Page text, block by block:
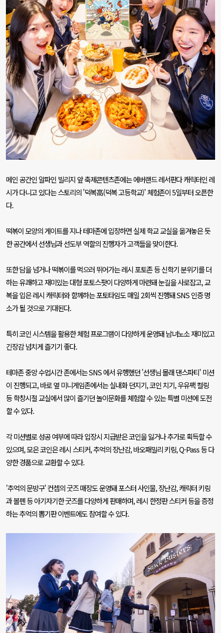
메인 공간인 알파인 빌리지 앞 축제콘텐츠존에는 에버랜드 레서판다 캐릭터인 레
시가 다니고 있다는 스토리의'덕복高(덕복 고등학교)'체험존이5일부터 오픈한
다.
떡볶이 모양의 게이트를 지나 테마존에 입장하면 실제 학교 교실을 옮겨놓은 듯
한 공간에서 선생님과 선도부 역할의 진행자가 고객들을 맞이한다.
또한 담을 넘거나 떡볶이를 먹으러 뛰어가는 레시 포토존 등 신학기 분위기를 더
하는 유쾌하고 재미있는 대형 포토스팟이 다양하게 마련돼 눈길을 사로잡고,교
복을 입은 레시 캐릭터와 함께하는 포토타임도 매일2회씩 진행돼SNS인증 명
소가 될 것으로 기대된다.
특히 코인 시스템을 활용한 체험 프로그램이 다양하게 운영돼 남녀노소 재미있고
긴장감 넘치게 즐기기 좋다.
테마존 중앙 수업시간 존에서는SNS에서 유행했던'선생님 몰래 댄스파티'미션
이 진행되고,바로 옆 미니게임존에서는 실내화 던지기,코인 치기,우유팩 컬링
등 학창시절 교실에서 많이 즐기던 놀이문화를 체험할 수 있는 특별 미션에 도전
할 수 있다.
각 미션별로 성공 여부에 따라 입장시 지급받은 코인을 잃거나 추가로 획득할 수
있으며,모은 코인은 레시 스티커,추억의 장난감,바오패밀리 키링, Q-Pass등 다
양한 경품으로 교환할 수 있다.
'추억의 문방구'컨셉의 굿즈 매장도 운영돼 포스터 사인물,장난감,캐릭터 키링
과 볼펜 등 아기자기한 굿즈를 다양하게 판매하며,레시 한정판 스티커 등을 증정
하는 추억의 뽑기판 이벤트에도 참여할 수 있다.